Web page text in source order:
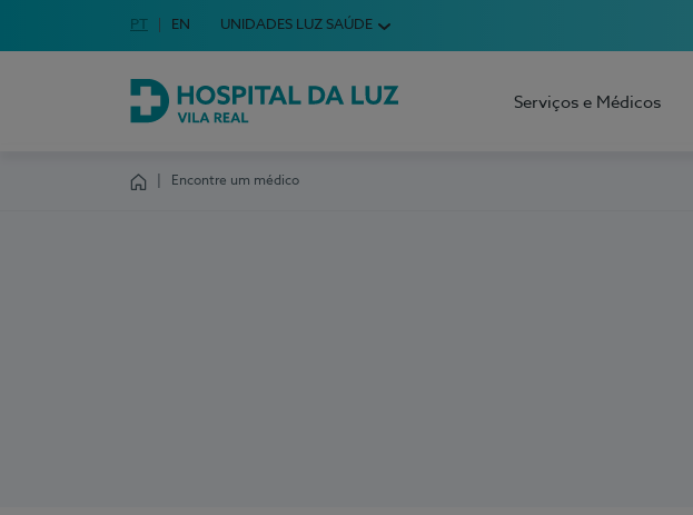
Escolha o seu idioma
Idioma em Português
PT English Language
EN UNIDADES LUZ SAÚDE
Hospital da Luz Vila Real
Serviços e Médicos
Encontre um médico